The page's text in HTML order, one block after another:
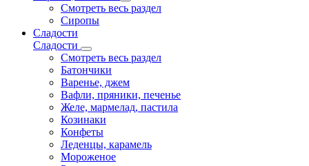
Смотреть весь раздел
Сиропы
Сладости
Сладости
Смотреть весь раздел
Батончики
Варенье, джем
Вафли, пряники, печенье
Желе, мармелад, пастила
Козинаки
Конфеты
Леденцы, карамель
Мороженое